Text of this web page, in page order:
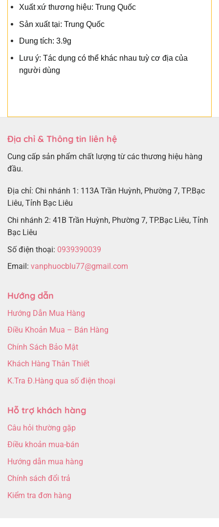
Xuất xứ thương hiệu: Trung Quốc
Sản xuất tại: Trung Quốc
Dung tích: 3.9g
Lưu ý: Tác dụng có thể khác nhau tuỳ cơ địa của
người dùng
Địa chỉ & Thông tin liên hệ
Cung cấp sản phẩm chất lượng từ các thương hiệu hàng
đầu.
Địa chỉ: Chi nhánh 1: 113A Trần Huỳnh, Phường 7, TP.Bạc
Liêu, Tỉnh Bạc Liêu
Chi nhánh 2: 41B Trần Huỳnh, Phường 7, TP.Bạc Liêu, Tỉnh
Bạc Liêu
Số điện thoại: 0939390039
Email: vanphuocblu77@gmail.com
Hướng dẫn
Hướng Dẫn Mua Hàng
Điều Khoản Mua – Bán Hàng
Chính Sách Bảo Mật
Khách Hàng Thân Thiết
K.Tra Đ.Hàng qua số điện thoại
Hỗ trợ khách hàng
Câu hỏi thường gặp
Điều khoản mua-bán
Hướng dẫn mua hàng
Chính sách đổi trả
Kiểm tra đơn hàng